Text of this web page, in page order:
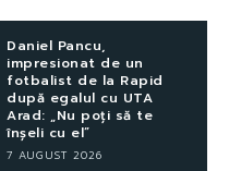
Daniel Pancu,
impresionat de un
fotbalist de la Rapid
după egalul cu UTA
Arad: „Nu poți să te
înșeli cu el”
7 AUGUST 2026